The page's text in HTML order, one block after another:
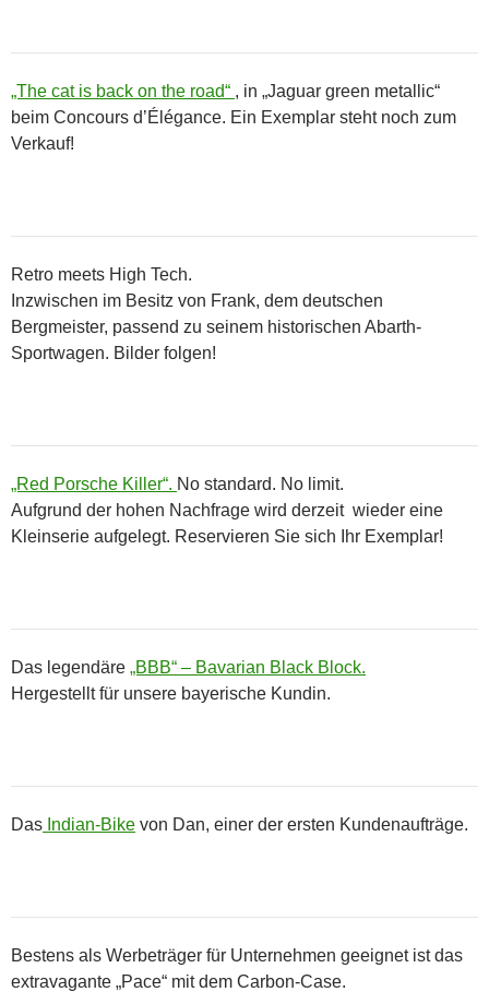
„The cat is back on the road“ , in „Jaguar green metallic“
beim Concours d’Élégance. Ein Exemplar steht noch zum
Verkauf!
Retro meets High Tech.
Inzwischen im Besitz von Frank, dem deutschen
Bergmeister, passend zu seinem historischen Abarth-
Sportwagen. Bilder folgen!
„Red Porsche Killer“. No standard. No limit.
Aufgrund der hohen Nachfrage wird derzeit wieder eine
Kleinserie aufgelegt. Reservieren Sie sich Ihr Exemplar!
Das legendäre „BBB“ – Bavarian Black Block.
Hergestellt für unsere bayerische Kundin.
Das Indian-Bike von Dan, einer der ersten Kundenaufträge.
Bestens als Werbeträger für Unternehmen geeignet ist das
extravagante „Pace“ mit dem Carbon-Case.